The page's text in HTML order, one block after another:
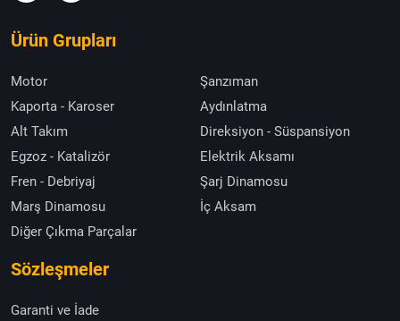
Ürün Grupları
Motor
Şanzıman
Kaporta - Karoser
Aydınlatma
Alt Takım
Direksiyon - Süspansiyon
Egzoz - Katalizör
Elektrik Aksamı
Fren - Debriyaj
Şarj Dinamosu
Marş Dinamosu
İç Aksam
Diğer Çıkma Parçalar
Sözleşmeler
Garanti ve İade